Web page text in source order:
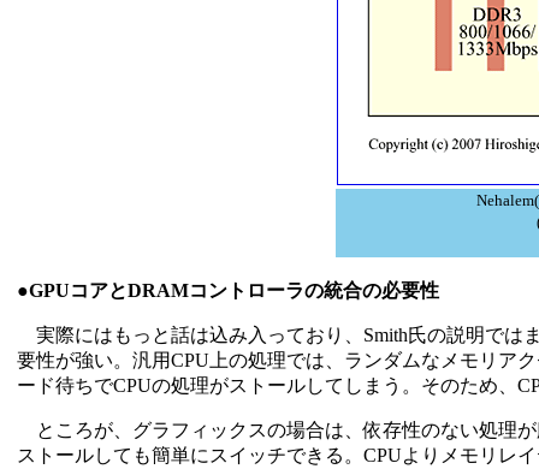
●GPUコアとDRAMコントローラの統合の必要性
実際にはもっと話は込み入っており、Smith氏の説明では
要性が強い。汎用CPU上の処理では、ランダムなメモリア
ード待ちでCPUの処理がストールしてしまう。そのため、
ところが、グラフィックスの場合は、依存性のない処理
ストールしても簡単にスイッチできる。CPUよりメモリレ